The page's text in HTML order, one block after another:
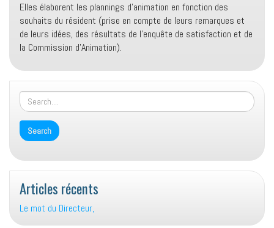
Elles élaborent les plannings d’animation en fonction des
souhaits du résident (prise en compte de leurs remarques et
de leurs idées, des résultats de l’enquête de satisfaction et de
la Commission d’Animation).
Articles récents
Le mot du Directeur,